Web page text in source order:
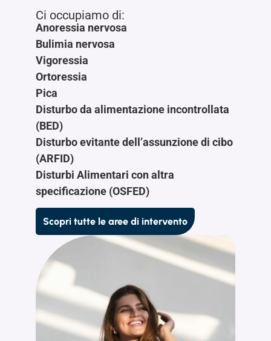
Ci occupiamo di:
Anoressia nervosa
Bulimia nervosa
Vigoressia
Ortoressia
Pica
Disturbo da alimentazione incontrollata
(BED)
Disturbo evitante dell’assunzione di cibo
(ARFID)
Disturbi Alimentari con altra
specificazione (OSFED)
Scopri tutte le aree di intervento